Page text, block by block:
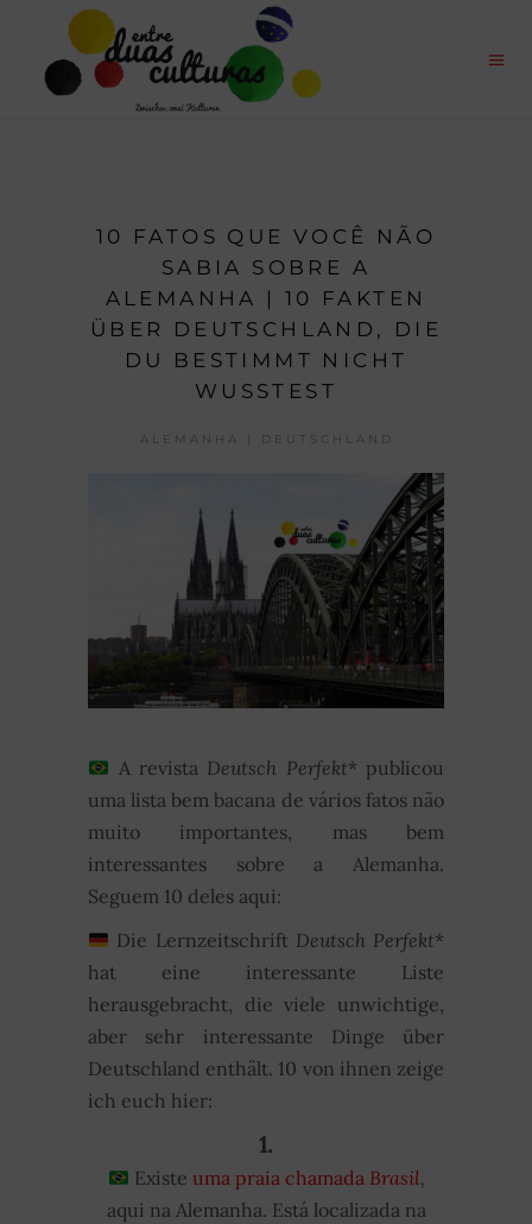
10 FATOS QUE VOCÊ NÃO
SABIA SOBRE A
ALEMANHA | 10 FAKTEN
ÜBER DEUTSCHLAND, DIE
DU BESTIMMT NICHT
WUSSTEST
ALEMANHA | DEUTSCHLAND
A revista Deutsch Perfekt* publicou
uma lista bem bacana de vários fatos não
muito importantes, mas bem
interessantes sobre a Alemanha.
Seguem 10 deles aqui:
Die Lernzeitschrift Deutsch Perfekt*
hat eine interessante Liste
herausgebracht, die viele unwichtige,
aber sehr interessante Dinge über
Deutschland enthält. 10 von ihnen zeige
ich euch hier:
1.
Existe uma praia chamada Brasil,
aqui na Alemanha. Está localizada na